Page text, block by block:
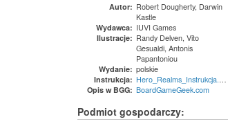
Autor: Robert Dougherty, Darwin
Kastle
Wydawca: IUVI Games
Ilustracje: Randy Delven, Vito
Gesualdi, Antonis
Papantoniou
Wydanie: polskie
Instrukcja: Hero_Realms_Instrukcja.pdf.pdf
Opis w BGG: BoardGameGeek.com
Podmiot gospodarczy: